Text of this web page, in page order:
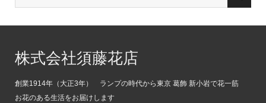
株式会社須藤花店
創業1914年（大正3年） ランプの時代から東京 葛飾 新小岩で花一筋
お花のある生活をお届けします